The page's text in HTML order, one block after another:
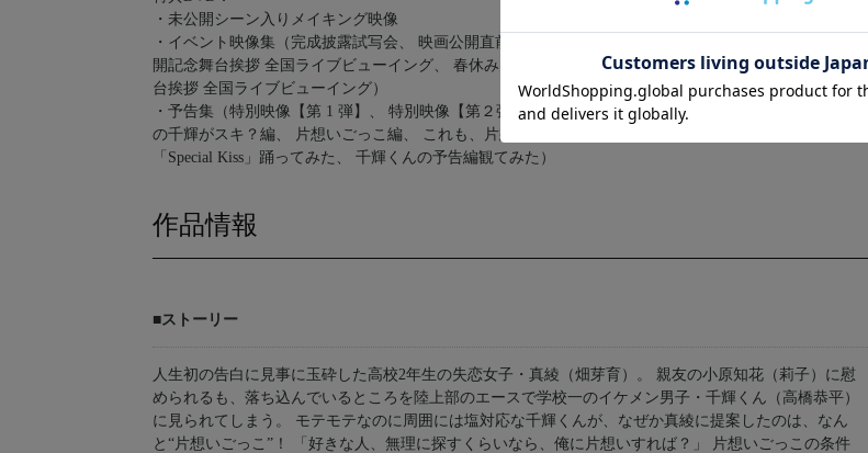
・未公開シーン入りメイキング映像
・イベント映像集（完成披露試写会、 映画公開直前！バレンタインイベント、 公開前夜祭舞台挨拶、公
開記念舞台挨拶 全国ライブビューイング、 春休み突入！大ヒット御礼舞台挨拶、GW 突入！大感謝祭舞
台挨拶 全国ライブビューイング）
・予告集（特別映像【第 1 弾】、 特別映像【第２弾】、 基本編、 イベント編、三角関係？!編、 どっち
の千輝がスキ？編、 片想いごっこ編、 これも、片想いごっこ？編、胸キュン編①～⑥、 主題歌
「Special Kiss」踊ってみた、 千輝くんの予告編観てみた）
作品情報
■ストーリー
人生初の告白に見事に玉砕した高校2年生の失恋女子・真綾（畑芽育）。 親友の小原知花（莉子）に慰
められるも、落ち込んでいるところを陸上部のエースで学校一のイケメン男子・千輝くん（高橋恭平）
に見られてしまう。 モテモテなのに周囲には塩対応な千輝くんが、なぜか真綾に提案したのは、なん
と“片想いごっこ”！ 「好きな人、無理に探すくらいなら、俺に片想いすれば？」 片想いごっこの条件